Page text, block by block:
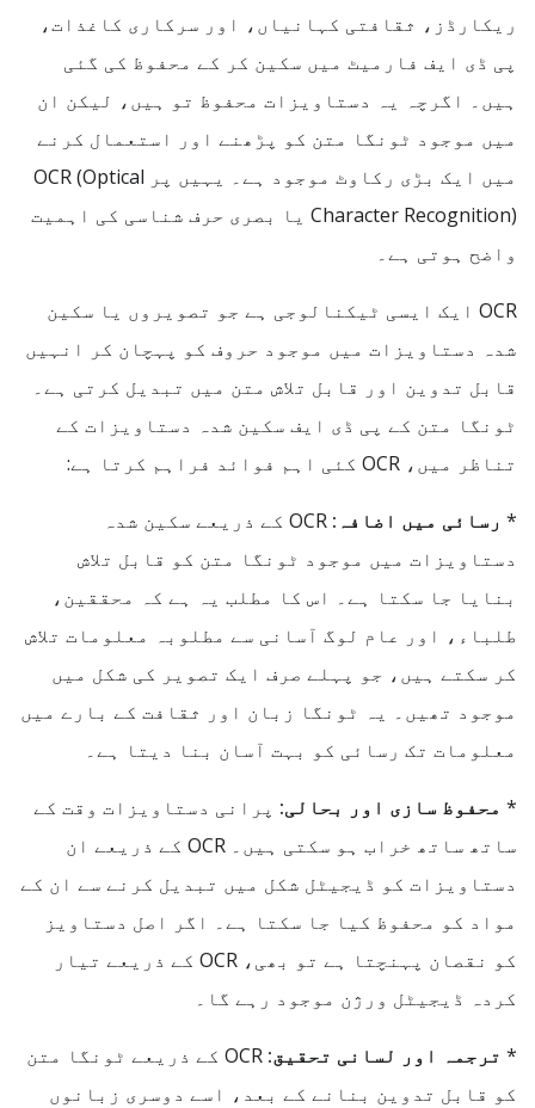
ریکارڈز، ثقافتی کہانیاں، اور سرکاری کاغذات،
پی ڈی ایف فارمیٹ میں سکین کر کے محفوظ کی گئی
ہیں۔ اگرچہ یہ دستاویزات محفوظ تو ہیں، لیکن ان
میں موجود ٹونگا متن کو پڑھنے اور استعمال کرنے
میں ایک بڑی رکاوٹ موجود ہے۔ یہیں پر OCR (Optical
Character Recognition) یا بصری حرف شناسی کی اہمیت
واضح ہوتی ہے۔
OCR ایک ایسی ٹیکنالوجی ہے جو تصویروں یا سکین
شدہ دستاویزات میں موجود حروف کو پہچان کر انہیں
قابل تدوین اور قابل تلاش متن میں تبدیل کرتی ہے۔
ٹونگا متن کے پی ڈی ایف سکین شدہ دستاویزات کے
تناظر میں، OCR کئی اہم فوائد فراہم کرتا ہے:
* رسائی میں اضافہ:
OCR کے ذریعے سکین شدہ
دستاویزات میں موجود ٹونگا متن کو قابل تلاش
بنایا جا سکتا ہے۔ اس کا مطلب یہ ہے کہ محققین،
طلباء، اور عام لوگ آسانی سے مطلوبہ معلومات تلاش
کر سکتے ہیں، جو پہلے صرف ایک تصویر کی شکل میں
موجود تھیں۔ یہ ٹونگا زبان اور ثقافت کے بارے میں
معلومات تک رسائی کو بہت آسان بنا دیتا ہے۔
* محفوظ سازی اور بحالی: پرانی دستاویزات وقت کے
ساتھ ساتھ خراب ہو سکتی ہیں۔ OCR کے ذریعے ان
دستاویزات کو ڈیجیٹل شکل میں تبدیل کرنے سے ان کے
مواد کو محفوظ کیا جا سکتا ہے۔ اگر اصل دستاویز
کو نقصان پہنچتا ہے تو بھی، OCR کے ذریعے تیار
کردہ ڈیجیٹل ورژن موجود رہے گا۔
* ترجمہ اور لسانی تحقیق:
OCR کے ذریعے ٹونگا متن
کو قابل تدوین بنانے کے بعد، اسے دوسری زبانوں